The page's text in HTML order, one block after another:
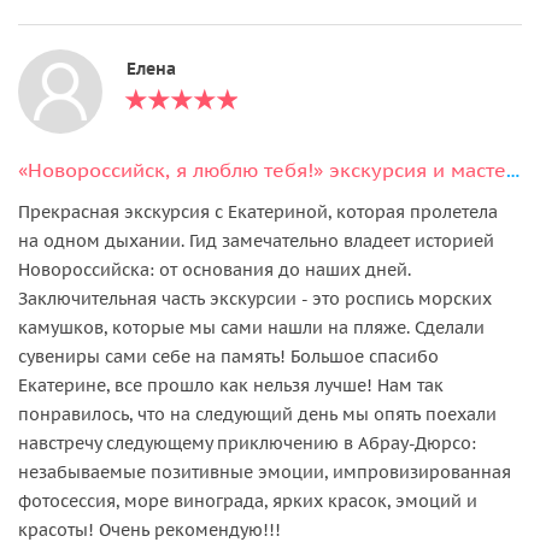
Елена
«Новороссийск, я люблю тебя!» экскурсия и мастер-класс
Прекрасная экскурсия с Екатериной, которая пролетела
на одном дыхании. Гид замечательно владеет историей
Новороссийска: от основания до наших дней.
Заключительная часть экскурсии - это роспись морских
камушков, которые мы сами нашли на пляже. Сделали
сувениры сами себе на память! Большое спасибо
Екатерине, все прошло как нельзя лучше! Нам так
понравилось, что на следующий день мы опять поехали
навстречу следующему приключению в Абрау-Дюрсо:
незабываемые позитивные эмоции, импровизированная
фотосессия, море винограда, ярких красок, эмоций и
красоты! Очень рекомендую!!!